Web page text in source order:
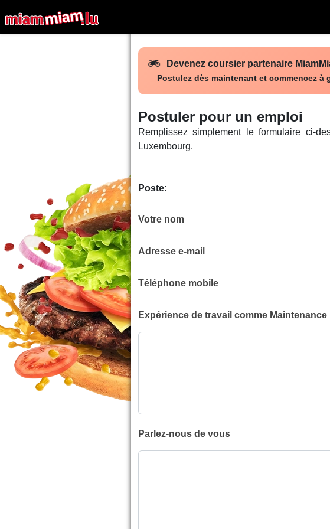
Devenez coursier partenaire
Postulez dès maintenant et commencez
Postuler pour un emploi
Remplissez simplement le formulaire ci-
Luxembourg.
Poste:
Votre nom
Adresse e-mail
Téléphone mobile
Expérience de travail comme Maintenance
Parlez-nous de vous